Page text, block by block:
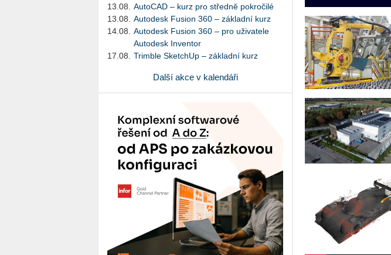
13.08.
AutoCAD – kurz pro středně pokročilé
13.08.
Autodesk Fusion 360 – základní kurz
14.08.
Autodesk Fusion 360 – pro uživatele
Autodesk Inventor
17.08.
Trimble SketchUp – základní kurz
Další akce v kalendáři